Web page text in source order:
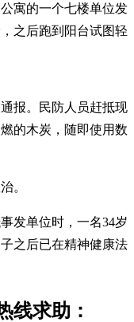
寓的一个七楼单位发
之后跑到阳台试图轻
报。民防人员赶抵现
的木炭，随即使用数
。
发单位时，一名34岁
之后已在精神健康法
线求助：